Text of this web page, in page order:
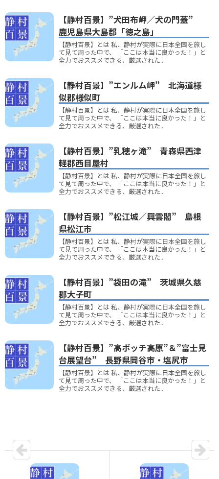
【静村百景】”犬田布岬／犬の門蓋”
鹿児島県大島郡「徳之島」
【静村百景】とは 私、静村が実際に日本全国を旅し
て見て周った中で、 「ここは本当に良かった！」と
全力でおススメできる、厳選された...
【静村百景】”エンルム岬” 北海道様
似郡様似町
【静村百景】とは 私、静村が実際に日本全国を旅し
て見て周った中で、 「ここは本当に良かった！」と
全力でおススメできる、厳選された...
【静村百景】”乳穂ヶ滝” 青森県西津
軽郡西目屋村
【静村百景】とは 私、静村が実際に日本全国を旅し
て見て周った中で、 「ここは本当に良かった！」と
全力でおススメできる、厳選された...
【静村百景】”松江城／興雲閣” 島根
県松江市
【静村百景】とは 私、静村が実際に日本全国を旅し
て見て周った中で、 「ここは本当に良かった！」と
全力でおススメできる、厳選された...
【静村百景】”袋田の滝” 茨城県久慈
郡大子町
【静村百景】とは 私、静村が実際に日本全国を旅し
て見て周った中で、 「ここは本当に良かった！」と
全力でおススメできる、厳選された...
【静村百景】”高ボッチ高原”＆”富士見
台展望台” 長野県岡谷市・塩尻市
【静村百景】とは 私、静村が実際に日本全国を旅し
て見て周った中で、 「ここは本当に良かった！」と
全力でおススメできる、厳選された...